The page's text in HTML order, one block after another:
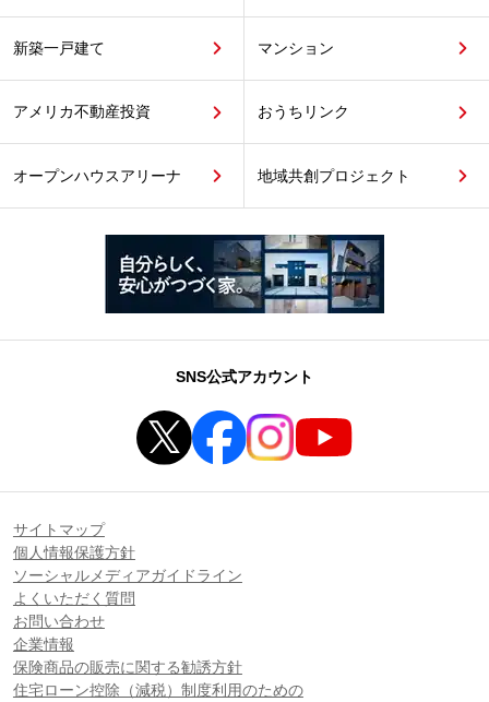
新築一戸建て マンション
アメリカ不動産投資 おうちリンク
オープンハウスアリーナ 地域共創プロジェクト
SNS公式アカウント
サイトマップ
個人情報保護方針
ソーシャルメディアガイドライン
よくいただく質問
お問い合わせ
企業情報
保険商品の販売に関する勧誘方針
住宅ローン控除（減税）制度利用のための